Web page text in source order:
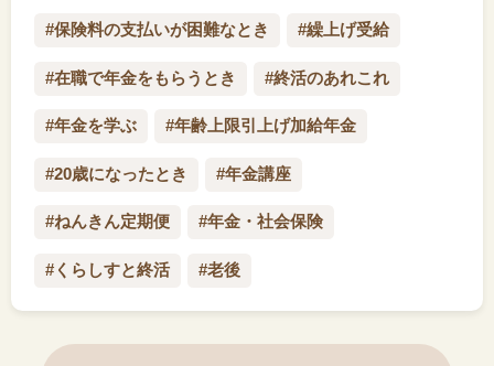
#保険料の支払いが困難なとき #繰上げ受給
#在職で年金をもらうとき #終活のあれこれ
#年金を学ぶ #年齢上限引上げ加給年金
#20歳になったとき #年金講座
#ねんきん定期便 #年金・社会保険
#くらしすと終活 #老後